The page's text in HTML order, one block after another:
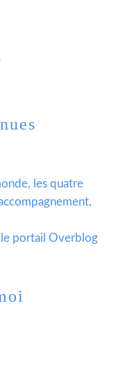
les quatre
portail Overblog